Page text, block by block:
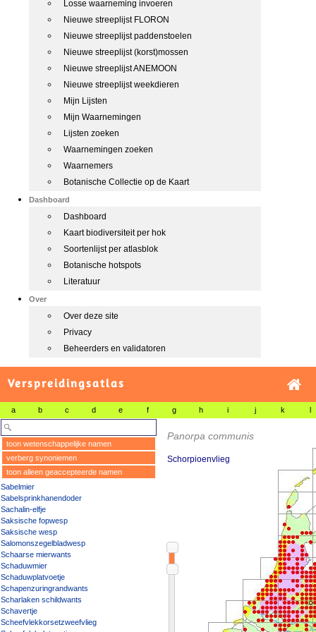
Losse waarneming invoeren
Nieuwe streeplijst FLORON
Nieuwe streeplijst paddenstoelen
Nieuwe streeplijst (korst)mossen
Nieuwe streeplijst ANEMOON
Nieuwe streeplijst weekdieren
Mijn Lijsten
Mijn Waarnemingen
Lijsten zoeken
Waarnemingen zoeken
Waarnemers
Botanische Collectie op de Kaart
Dashboard
Dashboard
Kaart biodiversiteit per hok
Soortenlijst per atlasblok
Botanische hotspots
Literatuur
Over
Over deze site
Privacy
Beheerders en validatoren
Verspreidingsatlas
a b c d e f g h i j k l
toon wetenschappelijke namen
verberg synoniemen
toon alleen geaccepteerde namen
Sabelmier
Sabelsprinkhanendoder
Sachalin-elfje
Saksische fopwesp
Saksische wesp
Salomonszegelbladwesp
Schaarse mierwants
Schaduwmier
Schaduwplatvoetje
Schapenzuringrandwants
Scharlaken schildwants
Schavertje
Scheefvlekkorsetzweefvlieg
Panorpa communis
Schorpioenvlieg